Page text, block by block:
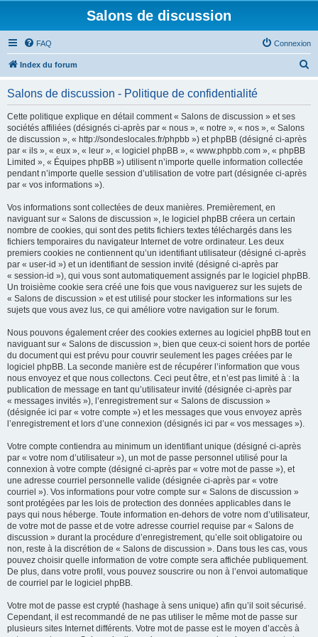
Salons de discussion
FAQ Connexion
Index du forum
Salons de discussion - Politique de confidentialité
Cette politique explique en détail comment « Salons de discussion » et ses
sociétés affiliées (désignés ci-après par « nous », « notre », « nos », « Salons
de discussion », « http://sondeslocales.fr/phpbb ») et phpBB (désigné ci-après
par « ils », « eux », « leur », « logiciel phpBB », « www.phpbb.com », « phpBB
Limited », « Équipes phpBB ») utilisent n’importe quelle information collectée
pendant n’importe quelle session d’utilisation de votre part (désignée ci-après
par « vos informations »).
Vos informations sont collectées de deux manières. Premièrement, en
naviguant sur « Salons de discussion », le logiciel phpBB créera un certain
nombre de cookies, qui sont des petits fichiers textes téléchargés dans les
fichiers temporaires du navigateur Internet de votre ordinateur. Les deux
premiers cookies ne contiennent qu’un identifiant utilisateur (désigné ci-après
par « user-id ») et un identifiant de session invité (désigné ci-après par
« session-id »), qui vous sont automatiquement assignés par le logiciel phpBB.
Un troisième cookie sera créé une fois que vous naviguerez sur les sujets de
« Salons de discussion » et est utilisé pour stocker les informations sur les
sujets que vous avez lus, ce qui améliore votre navigation sur le forum.
Nous pouvons également créer des cookies externes au logiciel phpBB tout en
naviguant sur « Salons de discussion », bien que ceux-ci soient hors de portée
du document qui est prévu pour couvrir seulement les pages créées par le
logiciel phpBB. La seconde manière est de récupérer l’information que vous
nous envoyez et que nous collectons. Ceci peut être, et n’est pas limité à : la
publication de message en tant qu’utilisateur invité (désignée ci-après par
« messages invités »), l’enregistrement sur « Salons de discussion »
(désignée ici par « votre compte ») et les messages que vous envoyez après
l’enregistrement et lors d’une connexion (désignés ici par « vos messages »).
Votre compte contiendra au minimum un identifiant unique (désigné ci-après
par « votre nom d’utilisateur »), un mot de passe personnel utilisé pour la
connexion à votre compte (désigné ci-après par « votre mot de passe »), et
une adresse courriel personnelle valide (désignée ci-après par « votre
courriel »). Vos informations pour votre compte sur « Salons de discussion »
sont protégées par les lois de protection des données applicables dans le
pays qui nous héberge. Toute information en-dehors de votre nom d’utilisateur,
de votre mot de passe et de votre adresse courriel requise par « Salons de
discussion » durant la procédure d’enregistrement, qu’elle soit obligatoire ou
non, reste à la discrétion de « Salons de discussion ». Dans tous les cas, vous
pouvez choisir quelle information de votre compte sera affichée publiquement.
De plus, dans votre profil, vous pouvez souscrire ou non à l’envoi automatique
de courriel par le logiciel phpBB.
Votre mot de passe est crypté (hashage à sens unique) afin qu’il soit sécurisé.
Cependant, il est recommandé de ne pas utiliser le même mot de passe sur
plusieurs sites Internet différents. Votre mot de passe est le moyen d’accès à